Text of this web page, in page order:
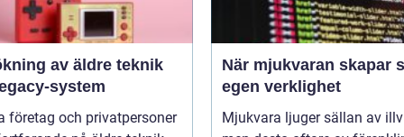
av äldre teknik
system
företag och privatpersoner
När mjukvaran skapar
egen verklighet
Mjukvara ljuger sällan av